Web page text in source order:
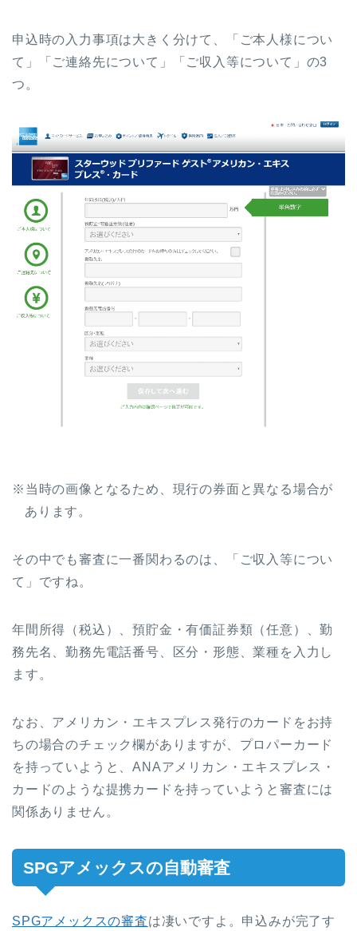
申込時の入力事項は大きく分けて、「ご本人様につい
て」「ご連絡先について」「ご収入等について」の3
つ。
※当時の画像となるため、現行の券面と異なる場合が
あります。
その中でも審査に一番関わるのは、「ご収入等につい
て」ですね。
年間所得（税込）、預貯金・有価証券類（任意）、勤
務先名、勤務先電話番号、区分・形態、業種を入力し
ます。
なお、アメリカン・エキスプレス発行のカードをお持
ちの場合のチェック欄がありますが、プロパーカード
を持っていようと、ANAアメリカン・エキスプレス・
カードのような提携カードを持っていようと審査には
関係ありません。
SPGアメックスの自動審査
SPGアメックスの審査は凄いですよ。申込みが完了す